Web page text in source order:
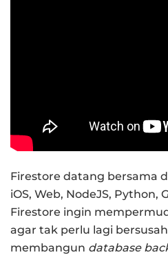
Firestore datang bersama
iOS, Web, NodeJS, Python,
Firestore ingin
agar tak perlu lagi
membangun database